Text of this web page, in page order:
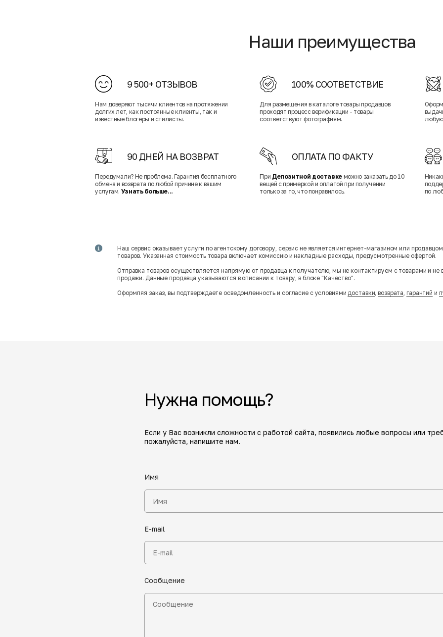
Наши преимущества
9 500+ ОТЗЫВОВ
Нам доверяют тысячи клиентов на протяжении
долгих лет, как постоянные клиенты, так и
известные блогеры и стилисты.
100% СООТВЕТСТВИЕ
Для размещения в каталоге товары продавцов
проходят процесс верификации - товары
соответствуют фотографиям.
90 ДНЕЙ НА ВОЗВРАТ
Передумали? Не проблема. Гарантия бесплатного
обмена и возврата по любой причине к вашим
услугам. Узнать больше...
ОПЛАТА ПО ФАКТУ
При Депозитной доставке можно заказать до 10
вещей с примеркой и оплатой при получении
только за то, что понравилось.
по
Наш сервис оказывает услуги по агентскому договору, сервис не является интернет-магазином или
товаров. Указанная стоимость товара включает комиссию и накладные расходы, предусмотренные офертой.
Отправка товаров осуществляется напрямую от продавца к получателю, мы не контактируем с товарами и не
продажи. Данные продавца указываются в описании к товару, в блоке "Качество".
Оформляя заказ, вы подтверждаете осведомленность и согласие с условиямидоставки,возврата, гарантий и
Нужна помощь?
Если у Вас возникли сложности с работой сайта, появились любые вопросы или
пожалуйста, напишите нам.
Имя
E-mail
Сообщение